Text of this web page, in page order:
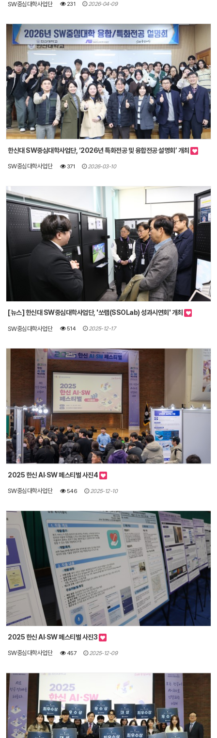
SW중심대학사업단 231 2026-04-09
한신대 SW중심대학사업단, ‘2026년 특화전공 및 융합전공 설명회’ 개최
SW중심대학사업단 371 2026-03-10
[뉴스] 한신대 SW중심대학사업단, '쏘랩(SSOLab) 성과시연회' 개최
SW중심대학사업단 514 2025-12-17
2025 한신 AI·SW 페스티벌 사진4
SW중심대학사업단 546 2025-12-10
2025 한신 AI·SW 페스티벌 사진3
SW중심대학사업단 457 2025-12-09